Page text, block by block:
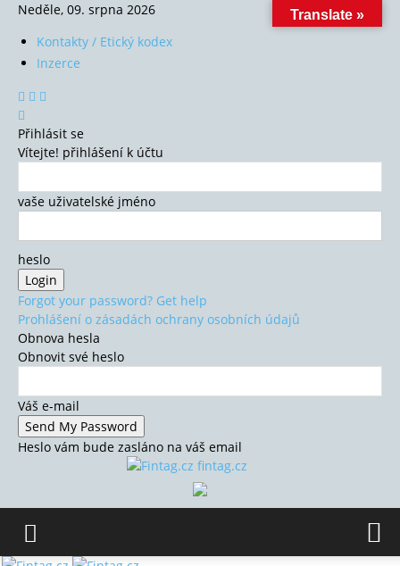
Neděle, 09. srpna 2026
Kontakty / Etický kodex
Inzerce
Přihlásit se
Vítejte! přihlášení k účtu
vaše uživatelské jméno
heslo
Forgot your password? Get help
Prohlášení o zásadách ochrany osobních údajů
Obnova hesla
Obnovit své heslo
Váš e-mail
Heslo vám bude zasláno na váš email
fintag.cz
Translate »